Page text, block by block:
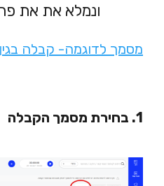
ונמלא את את
מסמך לדוגמה- קבלה בגין
1. בחירת מסמך הקבלה